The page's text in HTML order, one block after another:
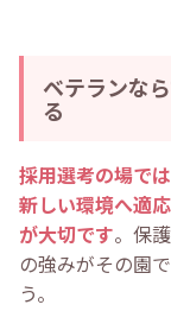
ベテランな
る
採用選考の場で
新しい環境へ適
が大切です。保
の強みがその園
う。